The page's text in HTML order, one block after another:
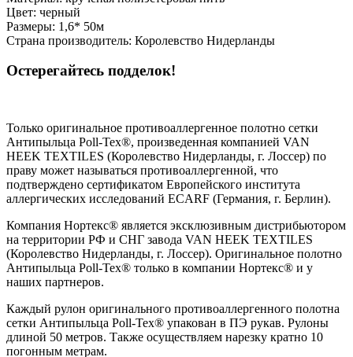
Цвет: черный
Размеры: 1,6* 50м
Страна производитель: Королевство Нидерланды
Остерегайтесь подделок!
Только оригинальное противоаллергенное полотно сетки
Антипыльца Poll-Tex®, произведенная компанией VAN
HEEK TEXTILES (Королевство Нидерланды, г. Лоссер) по
праву может называться противоаллергенной, что
подтверждено сертификатом Европейского института
аллергических исследований ECARF (Германия, г. Берлин).
Компания Нортекс® является эксклюзивным дистрибьютором
на территории РФ и СНГ завода VAN HEEK TEXTILES
(Королевство Нидерланды, г. Лоссер). Оригинальное полотно
Антипыльца Poll-Tex® только в компании Нортекс® и у
наших партнеров.
Каждый рулон оригинального противоаллергенного полотна
сетки Антипыльца Poll-Tex® упакован в ПЭ рукав. Рулоны
длиной 50 метров. Также осуществляем нарезку кратно 10
погонным метрам.